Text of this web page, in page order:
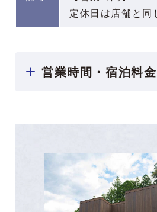
定休日は店舗と同
営業時間・宿泊料